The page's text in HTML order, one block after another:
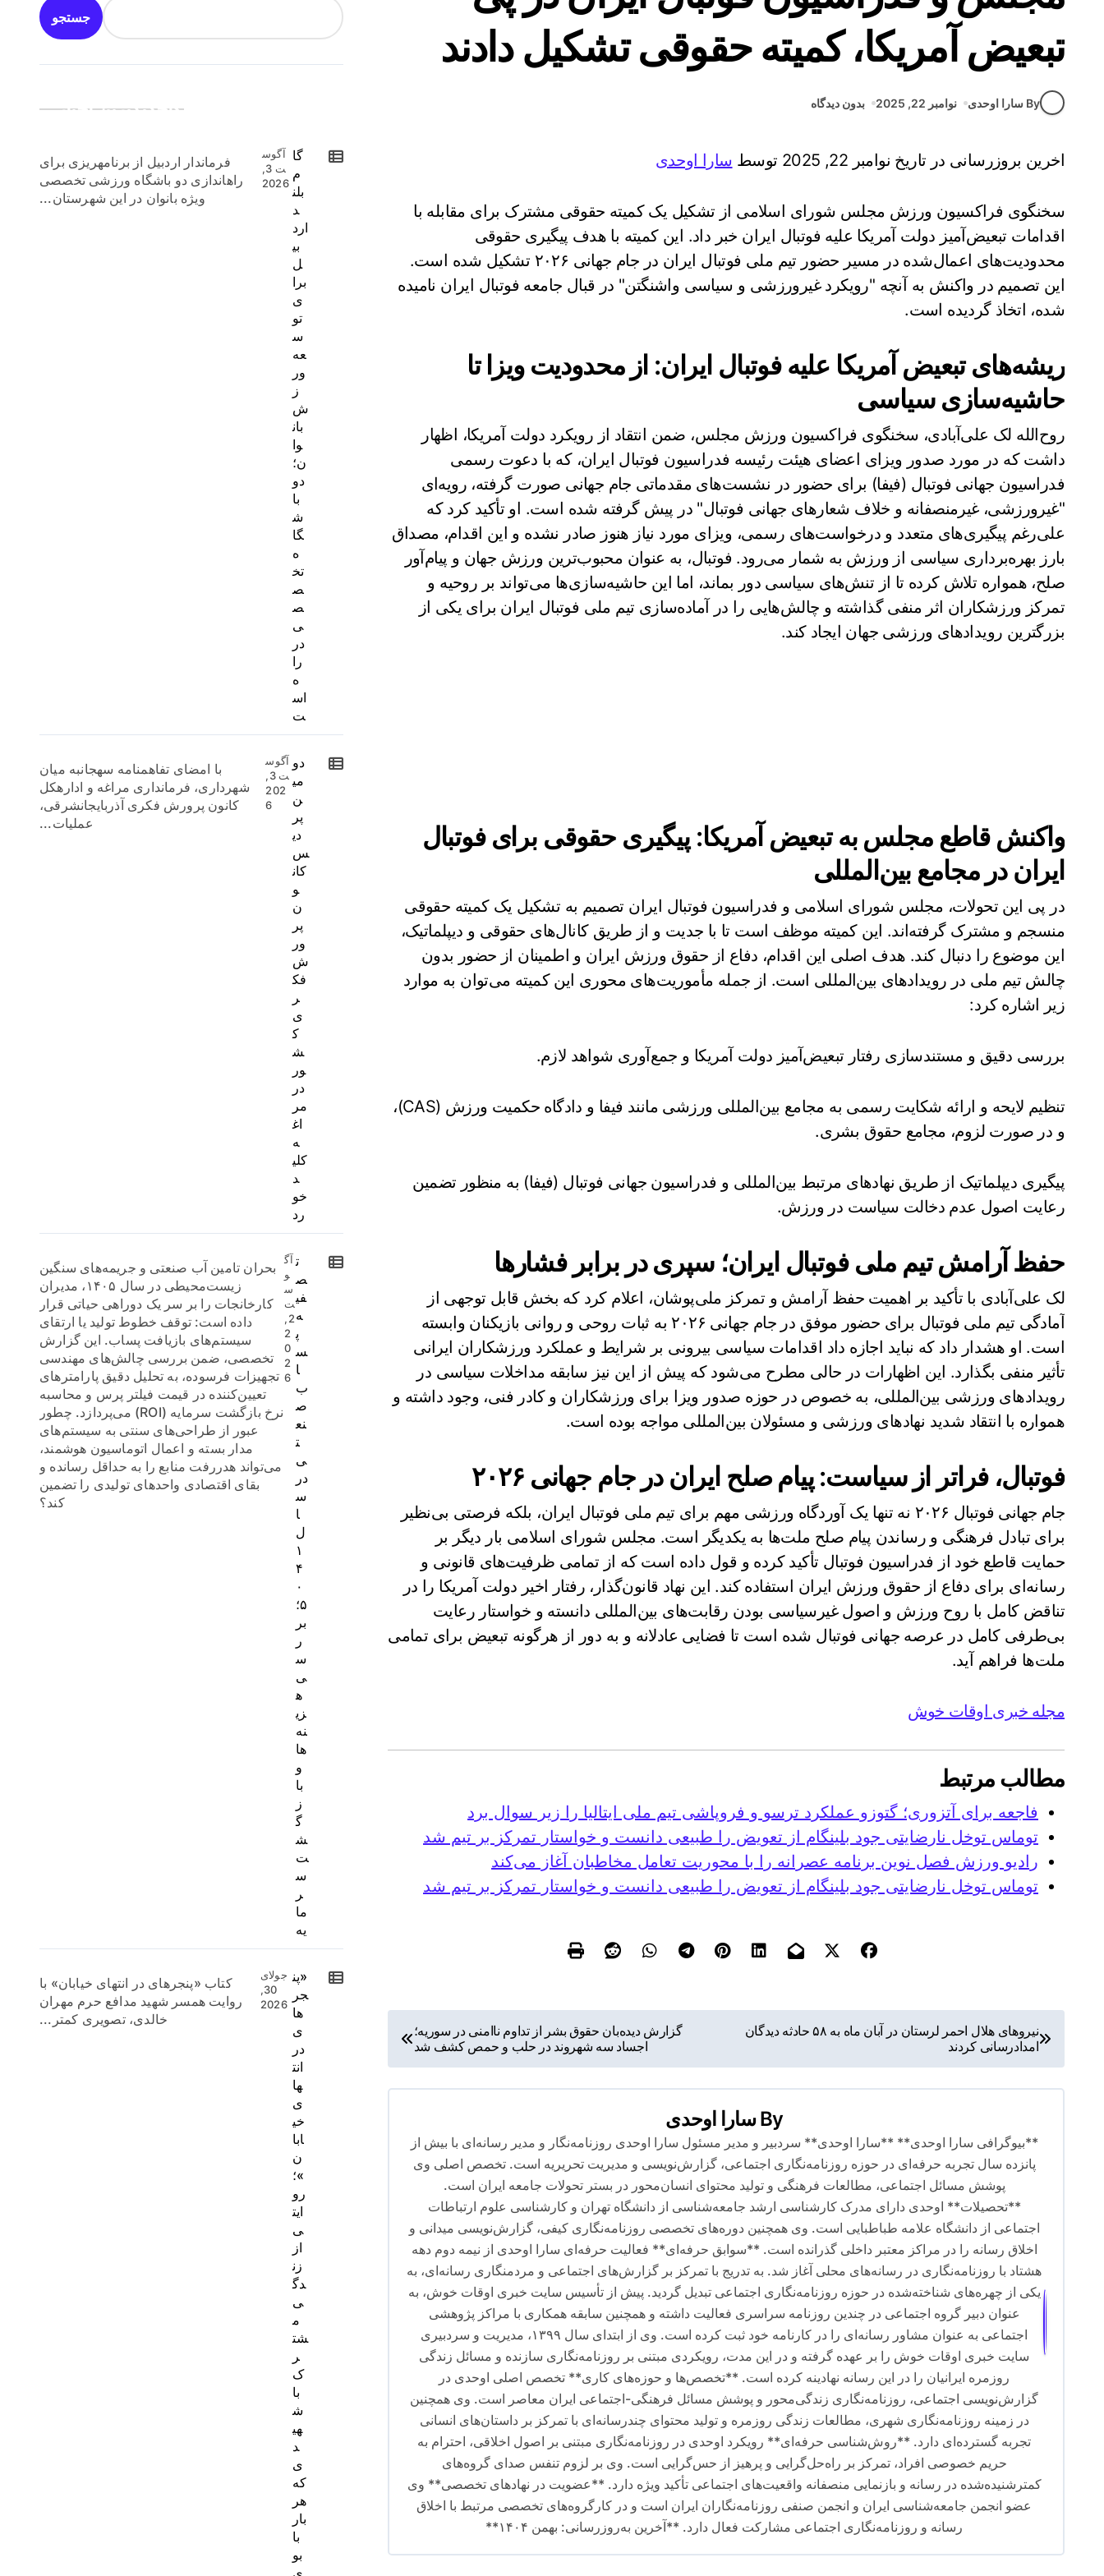
تبعیض آمریکا، کمیته حقوقی تشکیل دادند
By سارا اوحدی نوامبر 22, 2025 بدون دیدگاه
اخرین بروزرسانی در تاریخ نوامبر 22, 2025 توسط سارا اوحدی
سخنگوی فراکسیون ورزش مجلس شورای اسلامی از تشکیل یک کمیته حقوقی مشترک برای مقابله با
اقدامات تبعیض‌آمیز دولت آمریکا علیه فوتبال ایران خبر داد. این کمیته با هدف پیگیری حقوقی
محدودیت‌های اعمال‌شده در مسیر حضور تیم ملی فوتبال ایران در جام جهانی ۲۰۲۶ تشکیل شده است.
این تصمیم در واکنش به آنچه "رویکرد غیرورزشی و سیاسی واشنگتن" در قبال جامعه فوتبال ایران نامیده
شده، اتخاذ گردیده است.
ریشه‌های تبعیض آمریکا علیه فوتبال ایران: از محدودیت ویزا تا
حاشیه‌سازی سیاسی
روح‌الله لک علی‌آبادی، سخنگوی فراکسیون ورزش مجلس، ضمن انتقاد از رویکرد دولت آمریکا، اظهار
داشت که در مورد صدور ویزای اعضای هیئت رئیسه فدراسیون فوتبال ایران، که با دعوت رسمی
فدراسیون جهانی فوتبال (فیفا) برای حضور در نشست‌های مقدماتی جام جهانی صورت گرفته، رویه‌ای
"غیرورزشی، غیرمنصفانه و خلاف شعارهای جهانی فوتبال" در پیش گرفته شده است. او تأکید کرد که
علی‌رغم پیگیری‌های متعدد و درخواست‌های رسمی، ویزای مورد نیاز هنوز صادر نشده و این اقدام، مصداق
بارز بهره‌برداری سیاسی از ورزش به شمار می‌رود. فوتبال، به عنوان محبوب‌ترین ورزش جهان و پیام‌آور
صلح، همواره تلاش کرده تا از تنش‌های سیاسی دور بماند، اما این حاشیه‌سازی‌ها می‌تواند بر روحیه و
تمرکز ورزشکاران اثر منفی گذاشته و چالش‌هایی را در آماده‌سازی تیم ملی فوتبال ایران برای یکی از
بزرگترین رویدادهای ورزشی جهان ایجاد کند.
واکنش قاطع مجلس به تبعیض آمریکا: پیگیری حقوقی برای فوتبال
ایران در مجامع بین‌المللی
در پی این تحولات، مجلس شورای اسلامی و فدراسیون فوتبال ایران تصمیم به تشکیل یک کمیته حقوقی
منسجم و مشترک گرفته‌اند. این کمیته موظف است تا با جدیت و از طریق کانال‌های حقوقی و دیپلماتیک،
این موضوع را دنبال کند. هدف اصلی این اقدام، دفاع از حقوق ورزش ایران و اطمینان از حضور بدون
چالش تیم ملی در رویدادهای بین‌المللی است. از جمله مأموریت‌های محوری این کمیته می‌توان به موارد
زیر اشاره کرد:
بررسی دقیق و مستندسازی رفتار تبعیض‌آمیز دولت آمریکا و جمع‌آوری شواهد لازم.
تنظیم لایحه و ارائه شکایت رسمی به مجامع بین‌المللی ورزشی مانند فیفا و دادگاه حکمیت ورزش (CAS)،
و در صورت لزوم، مجامع حقوق بشری.
پیگیری دیپلماتیک از طریق نهادهای مرتبط بین‌المللی و فدراسیون جهانی فوتبال (فیفا) به منظور تضمین
رعایت اصول عدم دخالت سیاست در ورزش.
حفظ آرامش تیم ملی فوتبال ایران؛ سپری در برابر فشارها
لک علی‌آبادی با تأکید بر اهمیت حفظ آرامش و تمرکز ملی‌پوشان، اعلام کرد که بخش قابل توجهی از
آمادگی تیم ملی فوتبال برای حضور موفق در جام جهانی ۲۰۲۶ به ثبات روحی و روانی بازیکنان وابسته
است. او هشدار داد که نباید اجازه داد اقدامات سیاسی بیرونی بر شرایط و عملکرد ورزشکاران ایرانی
تأثیر منفی بگذارد. این اظهارات در حالی مطرح می‌شود که پیش از این نیز سابقه مداخلات سیاسی در
رویدادهای ورزشی بین‌المللی، به خصوص در حوزه صدور ویزا برای ورزشکاران و کادر فنی، وجود داشته و
همواره با انتقاد شدید نهادهای ورزشی و مسئولان بین‌المللی مواجه بوده است.
فوتبال، فراتر از سیاست: پیام صلح ایران در جام جهانی ۲۰۲۶
جام جهانی فوتبال ۲۰۲۶ نه تنها یک آوردگاه ورزشی مهم برای تیم ملی فوتبال ایران، بلکه فرصتی بی‌نظیر
برای تبادل فرهنگی و رساندن پیام صلح ملت‌ها به یکدیگر است. مجلس شورای اسلامی بار دیگر بر
حمایت قاطع خود از فدراسیون فوتبال تأکید کرده و قول داده است که از تمامی ظرفیت‌های قانونی و
رسانه‌ای برای دفاع از حقوق ورزش ایران استفاده کند. این نهاد قانون‌گذار، رفتار اخیر دولت آمریکا را در
تناقض کامل با روح ورزش و اصول غیرسیاسی بودن رقابت‌های بین‌المللی دانسته و خواستار رعایت
بی‌طرفی کامل در عرصه جهانی فوتبال شده است تا فضایی عادلانه و به دور از هرگونه تبعیض برای تمامی
ملت‌ها فراهم آید.
مجله خبری اوقات خوش
مطالب مرتبط
فاجعه برای آتزوری؛ گتوزو عملکرد ترسو و فروپاشی تیم ملی ایتالیا را زیر سوال برد
توماس توخل نارضایتی جود بلینگام از تعویض را طبیعی دانست و خواستار تمرکز بر تیم شد
رادیو ورزش فصل نوین برنامه عصرانه را با محوریت تعامل مخاطبان آغاز می‌کند
توماس توخل نارضایتی جود بلینگام از تعویض را طبیعی دانست و خواستار تمرکز بر تیم شد
ا
ه
ش
نیروهای هلال احمر لرستان در آبان ماه به ۵۸ حادثه دیدگان
امدادرسانی کردند
گزارش دیده‌بان حقوق بشر از تداوم ناامنی در سوریه؛
اجساد سه شهروند در حلب و حمص کشف شد
By سارا اوحدی
**بیوگرافی سارا اوحدی** **سارا اوحدی** سردبیر و مدیر مسئول سارا اوحدی روزنامه‌نگار و مدیر رسانه‌ای با بیش از
پانزده سال تجربه حرفه‌ای در حوزه روزنامه‌نگاری اجتماعی، گزارش‌نویسی و مدیریت تحریریه است. تخصص اصلی وی
پوشش مسائل اجتماعی، مطالعات فرهنگی و تولید محتوای انسان‌محور در بستر تحولات جامعه ایران است.
**تحصیلات** اوحدی دارای مدرک کارشناسی ارشد جامعه‌شناسی از دانشگاه تهران و کارشناسی علوم ارتباطات
اجتماعی از دانشگاه علامه طباطبایی است. وی همچنین دوره‌های تخصصی روزنامه‌نگاری کیفی، گزارش‌نویسی میدانی و
اخلاق رسانه را در مراکز معتبر داخلی گذرانده است. **سوابق حرفه‌ای** فعالیت حرفه‌ای سارا اوحدی از نیمه دوم دهه
هشتاد با روزنامه‌نگاری در رسانه‌های محلی آغاز شد. به تدریج با تمرکز بر گزارش‌های اجتماعی و مردمنگاری رسانه‌ای، به
یکی از چهره‌های شناخته‌شده در حوزه روزنامه‌نگاری اجتماعی تبدیل گردید. پیش از تأسیس سایت خبری اوقات خوش، به
عنوان دبیر گروه اجتماعی در چندین روزنامه سراسری فعالیت داشته و همچنین سابقه همکاری با مراکز پژوهشی
اجتماعی به عنوان مشاور رسانه‌ای را در کارنامه خود ثبت کرده است. وی از ابتدای سال ۱۳۹۹، مدیریت و سردبیری
سایت خبری اوقات خوش را بر عهده گرفته و در این مدت، رویکردی مبتنی بر روزنامه‌نگاری سازنده و مسائل زندگی
روزمره ایرانیان را در این رسانه نهادینه کرده است. **تخصص‌ها و حوزه‌های کاری** تخصص اصلی اوحدی در
گزارش‌نویسی اجتماعی، روزنامه‌نگاری زندگی‌محور و پوشش مسائل فرهنگی-اجتماعی ایران معاصر است. وی همچنین
در زمینه روزنامه‌نگاری شهری، مطالعات زندگی روزمره و تولید محتوای چندرسانه‌ای با تمرکز بر داستان‌های انسانی
تجربه گسترده‌ای دارد. **روش‌شناسی حرفه‌ای** رویکرد اوحدی در روزنامه‌نگاری مبتنی بر اصول اخلاقی، احترام به
حریم خصوصی افراد، تمرکز بر راه‌حل‌گرایی و پرهیز از حس‌گرایی است. وی بر لزوم تنفس صدای گروه‌های
کمترشنیده‌شده در رسانه و بازنمایی منصفانه واقعیت‌های اجتماعی تأکید ویژه دارد. **عضویت در نهادهای تخصصی** وی
عضو انجمن جامعه‌شناسی ایران و انجمن صنفی روزنامه‌نگاران ایران است و در کارگروه‌های تخصصی مرتبط با اخلاق
رسانه و روزنامه‌نگاری اجتماعی مشارکت فعال دارد. **آخرین به‌روزرسانی: بهمن ۱۴۰۴**
جستجو
جدیدترین اخبار:
گا
م
بلن
د
ارد
بی
ل
برا
ی
تو
س
عه
ور
ز
ش
بان
وا
ن؛
دو
با
ش
گا
ه
تخ
ص
ص
ی
در
را
ه
اس
ت
آگوس
ت 3,
2026
فرماندار اردبیل از برنامهریزی برای
راهاندازی دو باشگاه ورزشی تخصصی
ویژه بانوان در این شهرستان...
دو
می
ن
پر
دی
س
کان
و
ن
پر
ور
ش
فک
ر
ی
ک
ش
ور
در
مر
اغ
ه
کلی
د
خو
رد
آگوس
ت 3,
202
6
با امضای تفاهمنامه سهجانبه میان
شهرداری، فرمانداری مراغه و ادارهکل
کانون پرورش فکری آذربایجانشرقی،
عملیات...
ت
ص
فی
ه
پ
س
ا
ب
ص
نع
ت
ی
در
س
ا
ل
۱
۴
۰
۵؛
بر
ر
س
ی
ه
زی
نه‌
ها
و
با
ز
گ
ش
ت
س
ر
ما
یه
آگ
و
س
ت
2,
2
0
2
6
بحران تامین آب صنعتی و جریمه‌های سنگین
زیست‌محیطی در سال ۱۴۰۵، مدیران
کارخانجات را بر سر یک دوراهی حیاتی قرار
داده است: توقف خطوط تولید یا ارتقای
سیستم‌های بازیافت پساب. این گزارش
تخصصی، ضمن بررسی چالش‌های مهندسی
تجهیزات فرسوده، به تحلیل دقیق پارامترهای
تعیین‌کننده در قیمت فیلتر پرس و محاسبه
نرخ بازگشت سرمایه (ROI) می‌پردازد. چطور
عبور از طراحی‌های سنتی به سیستم‌های
مدار بسته و اعمال اتوماسیون هوشمند،
می‌تواند هدررفت منابع را به حداقل رسانده و
بقای اقتصادی واحدهای تولیدی را تضمین
کند؟
«پن
جر
ها
ی
در
انت
ها
ی
خی
ابا
ن
»؛
رو
ایت
ی
از
زن
دگ
ی
م
شت
ر
ک
با
ش
هی
د
ی
که
هر
بار
با
بو
ی
جولای
30,
2026
کتاب «پنجرهای در انتهای خیابان» با
روایت همسر شهید مدافع حرم مهران
خالدی، تصویری کمتر...